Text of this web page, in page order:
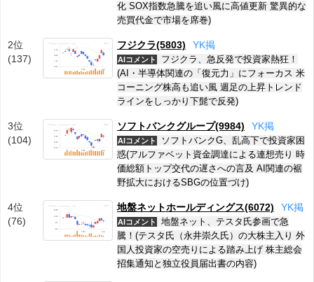
化 SOX指数急騰を追い風に高値更新 驚異的な
売買代金で市場を席巻)
2位
(137)
フジクラ(5803) YK掲
AIコメント
フジクラ、急反発で投資家熱狂！
(AI・半導体関連の「復元力」にフォーカス 米
コーニング株高も追い風 週足の上昇トレンド
ラインをしっかり下髭で反発)
3位
(104)
ソフトバンクグループ(9984) YK掲
AIコメント
ソフトバンクG、乱高下で投資家困
惑(アルファベット資金調達による連想売り 時
価総額トップ交代の遅さへの言及 AI関連の裾
野拡大におけるSBGの位置づけ)
4位
(76)
地盤ネットホールディングス(6072) YK掲
AIコメント
地盤ネット、テスタ氏参画で急
騰！(テスタ氏（永井崇久氏）の大株主入り 外
国人投資家の空売りによる踏み上げ 株主総会
招集通知と独立役員届出書の内容)